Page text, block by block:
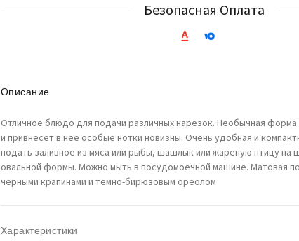
Безопасная Оплата
Описание
Отличное блюдо для подачи различных нарезок. Необычная
и привнесёт в неё особые нотки новизны. Очень удобная и
подать заливное из мяса или рыбы, шашлык или жареную птицу на
овальной формы. Можно мыть в посудомоечной машине. Матовая
черными крапинами и темно-бирюзовым ореолом
Характеристики